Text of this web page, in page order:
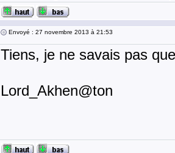
Envoyé : 27 novembre 2013 à 21:53
Tiens, je ne savais pas
Lord_Akhen@ton